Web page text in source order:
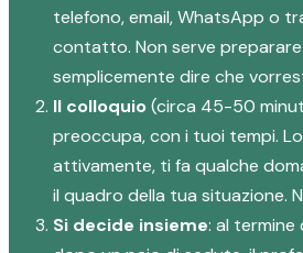
telefono, email, WhatsApp o
contatto. Non serve
semplicemente dire che
Il colloquio(circa 45-50
preoccupa, con i tuoi tempi.
attivamente, ti fa qualche
il quadro della tua situazione.
Si decide insieme: al